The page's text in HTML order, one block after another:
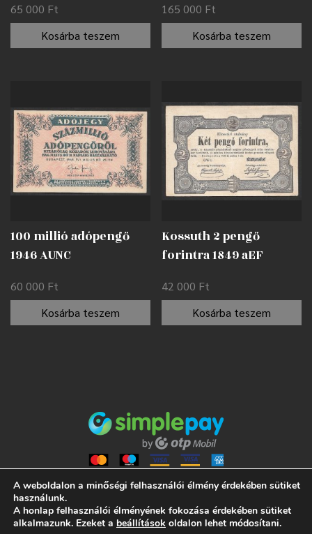
65 000 Ft
Kosárba teszem
165 000 Ft
Kosárba teszem
100 millió adópengő
1946 AUNC
60 000 Ft
Kosárba teszem
Kossuth 2 pengő
forintra 1849 aEF
42 000 Ft
Kosárba teszem
ALL RIGHTS RESERVED 2021 NUMISMANIA
A weboldalon a minőségi felhasználói élmény érdekében sütiket
használunk.
A honlap felhasználói élményének fokozása érdekében sütiket
alkalmazunk. Ezeket a beállítások oldalon lehet módosítani.